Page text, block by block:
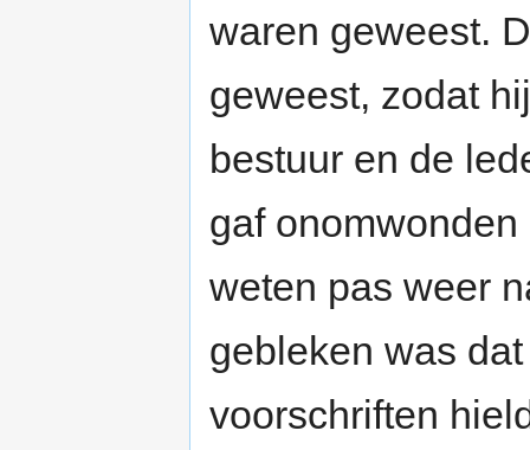
waren geweest.
geweest, zodat
bestuur en de
gaf
weten pas weer
gebleken was
voorschriften